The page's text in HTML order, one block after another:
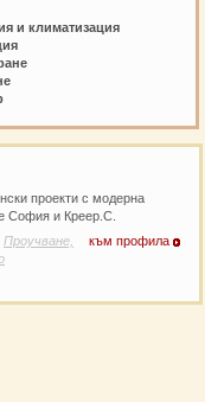
и климатизация
проекти с модерна
София и Креер.С.
Проучване,
към профила